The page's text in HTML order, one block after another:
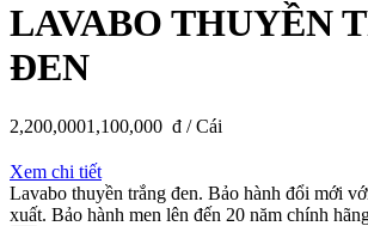
LAVABO THUYỀN
ĐEN
2,200,0001,100,000 đ / Cái
Xem chi tiết
Lavabo thuyền trắng đen. Bảo hành đổi mới
xuất. Bảo hành men lên đến 20 năm chính